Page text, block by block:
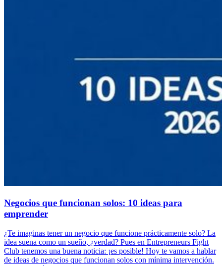
Negocios que funcionan solos: 10 ideas para
emprender
¿Te imaginas tener un negocio que funcione prácticamente solo? La
idea suena como un sueño, ¿verdad? Pues en Entrepreneurs Fight
Club tenemos una buena noticia: ¡es posible! Hoy te vamos a hablar
de ideas de negocios que funcionan solos con mínima intervención.